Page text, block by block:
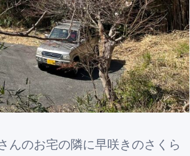
んのお宅の隣に早咲きのさくら